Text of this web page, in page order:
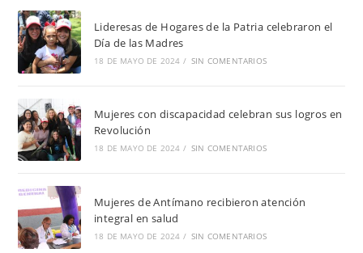
Lideresas de Hogares de la Patria celebraron el
Día de las Madres
18 DE MAYO DE 2024 / SIN COMENTARIOS
Mujeres con discapacidad celebran sus logros en
Revolución
18 DE MAYO DE 2024 / SIN COMENTARIOS
Mujeres de Antímano recibieron atención
integral en salud
18 DE MAYO DE 2024 / SIN COMENTARIOS